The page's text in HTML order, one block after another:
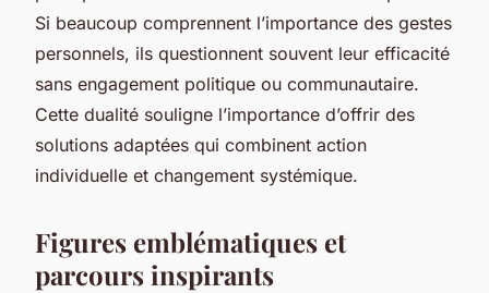
Si beaucoup comprennent l’importance des gestes
personnels, ils questionnent souvent leur efficacité
sans engagement politique ou communautaire.
Cette dualité souligne l’importance d’offrir des
solutions adaptées qui combinent action
individuelle et changement systémique.
Figures emblématiques et
parcours inspirants